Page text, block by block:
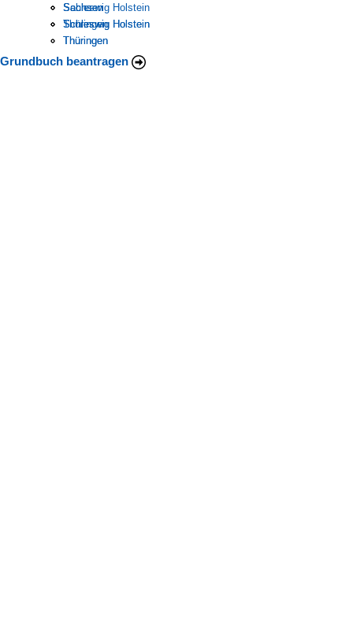
Schleswig Holstein
Thüringen
Grundbuch beantragen
Sachsen
Schleswig Holstein
Thüringen
Sachsen
Schleswig Holstein
Thüringen